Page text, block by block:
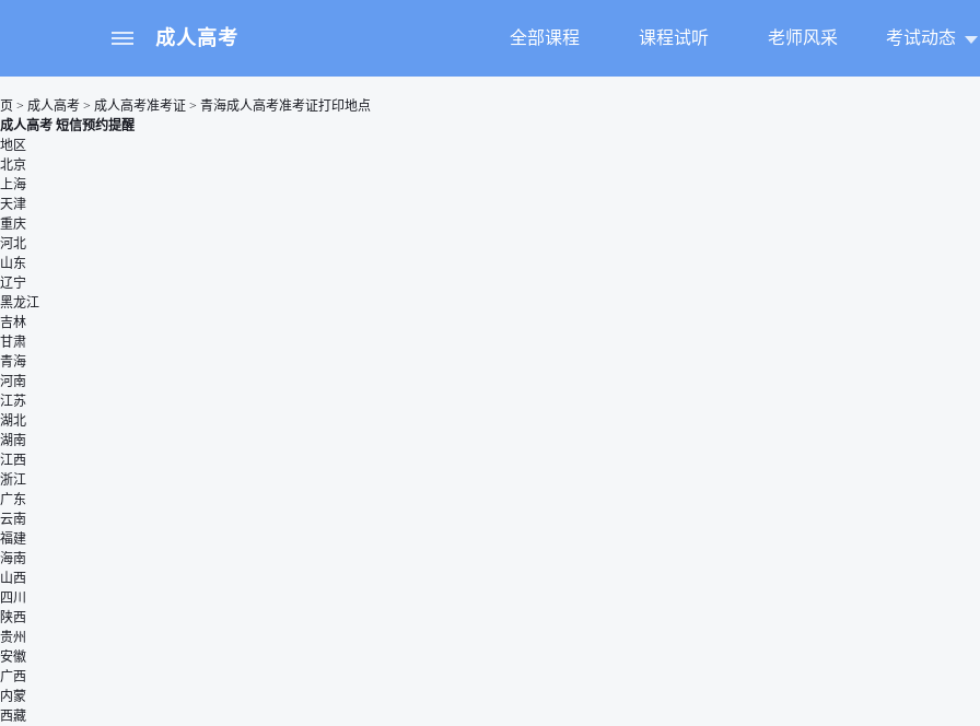
成人高考 全部课程 课程试听 老师风采 考试动态
页 > 成人高考 > 成人高考准考证 > 青海成人高考准考证打印地点
成人高考 短信预约提醒
地区
北京
上海
天津
重庆
河北
山东
辽宁
黑龙江
吉林
甘肃
青海
河南
江苏
湖北
湖南
江西
浙江
广东
云南
福建
海南
山西
四川
陕西
贵州
安徽
广西
内蒙
西藏